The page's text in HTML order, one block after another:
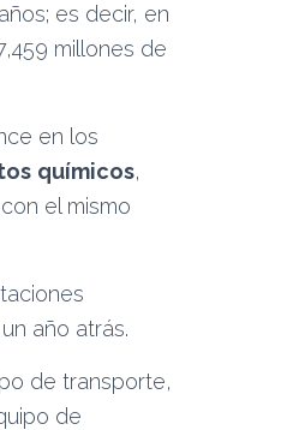
es decir, en
millones de
en los
químicos,
el mismo
año atrás.
de transporte,
de